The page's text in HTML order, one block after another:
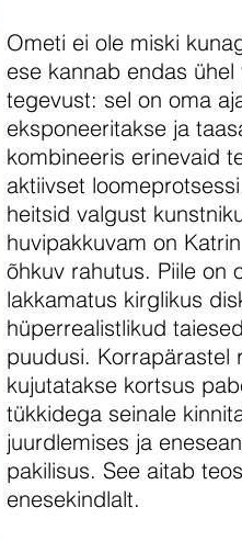
Ometi ei ole miski
ese kannab endas
tegevust: sel on oma
eksponeeritakse ja
kombineeris erinevaid
aktiivset
heitsid valgust
huvipakkuvam on
õhkuv rahutus. Piile on
lakkamatus kirglikus
hüperrealistlikud
puudusi. Korrapärastel
kujutatakse kortsus
tükkidega seinale
juurdlemises ja
pakilisus. See aitab
enesekindlalt.